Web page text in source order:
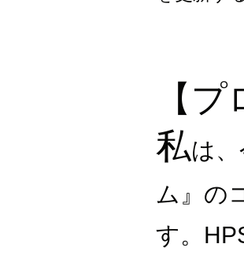
【
私は
ム』の
す。